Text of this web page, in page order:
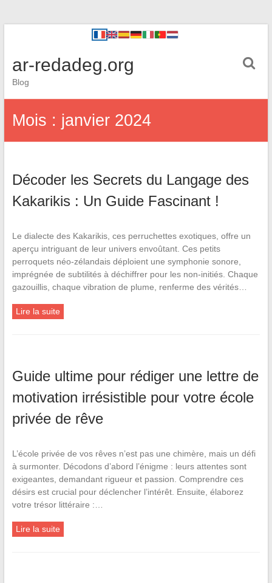
ar-redadeg.org
Blog
Mois : janvier 2024
Décoder les Secrets du Langage des
Kakarikis : Un Guide Fascinant !
Le dialecte des Kakarikis, ces perruchettes exotiques, offre un
aperçu intriguant de leur univers envoûtant. Ces petits
perroquets néo-zélandais déploient une symphonie sonore,
imprégnée de subtilités à déchiffrer pour les non-initiés. Chaque
gazouillis, chaque vibration de plume, renferme des vérités…
Lire la suite
Guide ultime pour rédiger une lettre de
motivation irrésistible pour votre école
privée de rêve
L’école privée de vos rêves n’est pas une chimère, mais un défi
à surmonter. Décodons d’abord l’énigme : leurs attentes sont
exigeantes, demandant rigueur et passion. Comprendre ces
désirs est crucial pour déclencher l’intérêt. Ensuite, élaborez
votre trésor littéraire :…
Lire la suite